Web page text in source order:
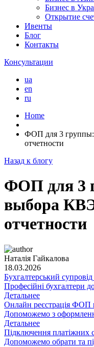
Бизнес в
Открытие
Ивенты
Блог
Контакты
Консультации
ua
en
ru
Home
ФОП для 3 группы:
отчетности
Назад к блогу
ФОП для 3
выбора
отчетности
Наталія Гайкалова
18.03.2026
Бухгалтерський
Професійні бухгалтери
Детальнее
Онлайн реєстрація ФОП
Допоможемо з
Детальнее
Підключення
Допоможемо обрати та